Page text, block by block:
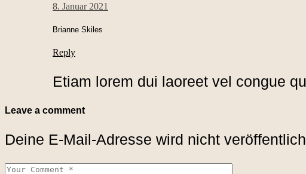
8. Januar 2021
Brianne Skiles
Reply
Etiam lorem dui laoreet vel congue
Leave a comment
Deine E-Mail-Adresse wird nicht